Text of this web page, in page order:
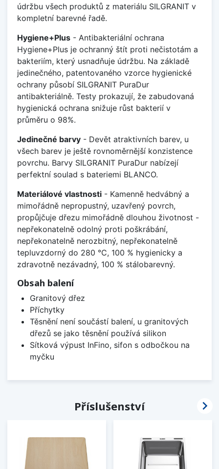
údržbu všech produktů z materiálu SILGRANIT v
kompletní barevné řadě.
Hygiene+Plus - Antibakteriální ochrana
Hygiene+Plus je ochranný štít proti nečistotám a
bakteriím, který usnadňuje údržbu. Na základě
jedinečného, patentovaného vzorce hygienické
ochrany působí SILGRANIT PuraDur
antibakteriálně. Testy prokazují, že zabudovaná
hygienická ochrana snižuje růst bakterií v
průměru o 98%.
Jedinečné barvy - Devět atraktivních barev, u
všech barev je ještě rovnoměrnější konzistence
povrchu. Barvy SILGRANIT PuraDur nabízejí
perfektní soulad s bateriemi BLANCO.
Materiálové vlastnosti - Kamenně hedvábný a
mimořádně nepropustný, uzavřený povrch,
propůjčuje dřezu mimořádně dlouhou životnost -
nepřekonatelně odolný proti poškrábání,
nepřekonatelně nerozbitný, nepřekonatelně
tepluvzdorný do 280 °C, 100 % hygienicky a
zdravotně nezávadný, 100 % stálobarevný.
Obsah balení
Granitový dřez
Příchytky
Těsnění není součástí balení, u granitových
dřezů se jako těsnění používá silikon
Sítková výpust InFino, sifon s odbočkou na
myčku
Příslušenství 